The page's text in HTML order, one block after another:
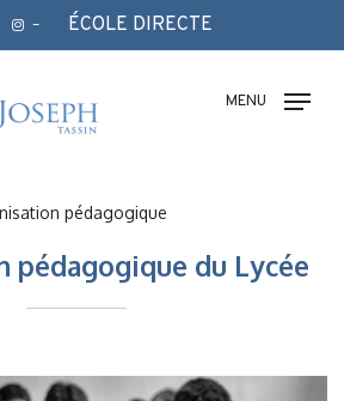
– ÉCOLE DIRECTE
MENU
pédagogique
pédagogique du Lycée
le